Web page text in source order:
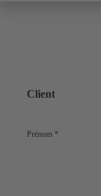
Client
Prénom *